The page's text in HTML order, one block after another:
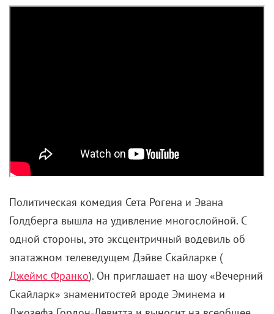
отписок под бурное скандирование: «Дайте шанс
Профессор Квирелл и так-то был не шибко
хорошим преподавателем: магических существ он
боялся как огня. Но кто бы мог подумать, что он